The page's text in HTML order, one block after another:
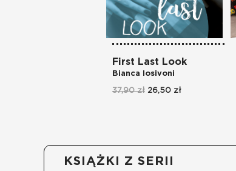
First Last Look
Bianca Iosivoni
37,90 zł 26,50 zł
KSIĄŻKI Z SERII